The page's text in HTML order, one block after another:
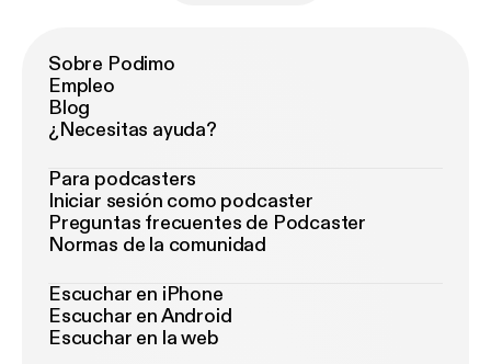
Sobre Podimo
Empleo
Blog
¿Necesitas ayuda?
Para podcasters
Iniciar sesión como podcaster
Preguntas frecuentes de Podcaster
Normas de la comunidad
Escuchar en iPhone
Escuchar en Android
Escuchar en la web